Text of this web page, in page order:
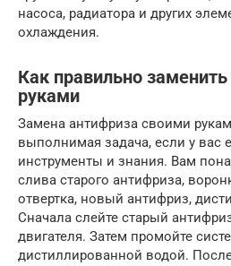
насоса, радиатора и других
охлаждения.
Как правильно
руками
Замена антифриза своими
выполнимая задача, если у вас
инструменты и знания. Вам
слива старого антифриза,
отвертка, новый антифриз,
Сначала слейте старый
двигателя. Затем промойте
дистиллированной водой.